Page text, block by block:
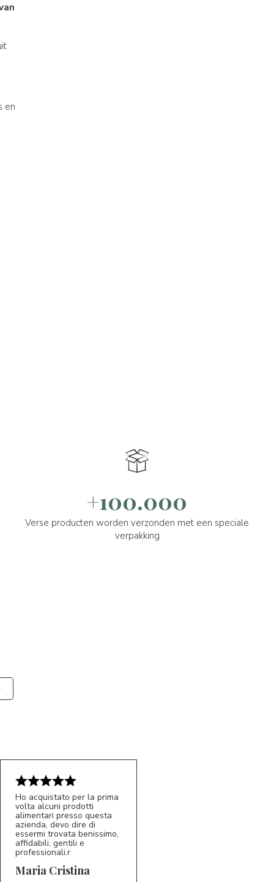
en
+100.000
Verse producten worden verzonden met een speciale
verpakking
MC 5/5
Ho acquistato per la prima
volta alcuni prodotti
alimentari presso questa
azienda, devo dire di
essermi trovata benissimo,
affidabili, gentili e
professionali.r
Maria Cristina